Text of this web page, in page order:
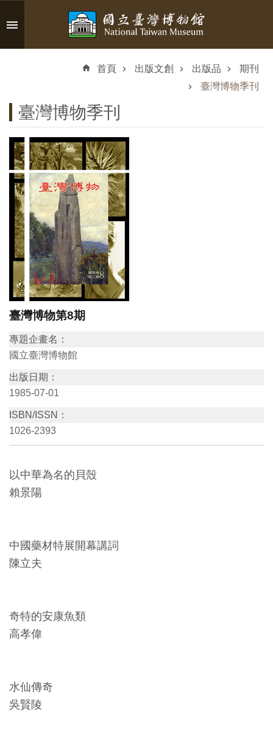
跳到主要內容區塊
認
識
臺
博
參
觀
訊
覽
資
訊
教
育
動
文
創
藏
研
便
民
首頁 出版文創 出版品
期刊
臺灣博物季刊
臺灣博物季刊
臺灣博物第8期
專題企畫名：
國立臺灣博物館
出版日期：
1985-07-01
ISBN/ISSN：
1026-2393
以中華為名的貝殼
賴景陽
中國藥材特展開幕講詞
陳立夫
奇特的安康魚類
高孝偉
水仙傳奇
吳賢陵